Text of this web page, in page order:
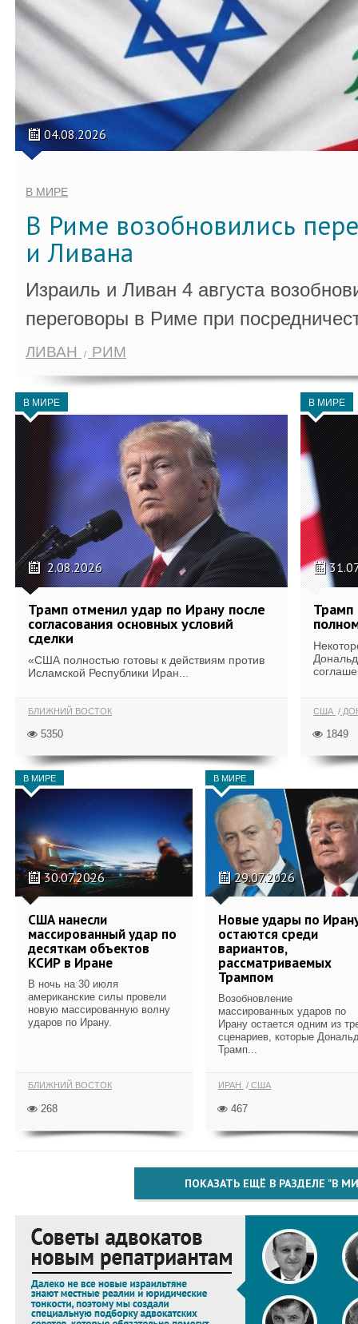
04.08.2026
В МИРЕ
В Риме возобновились
и Ливана
Израиль и Ливан 4 августа
переговоры в Риме при
ЛИВАН РИМ
В МИРЕ
2.08.2026
Трамп отменил удар по Ирану после
согласования основных условий
сделки
«США полностью готовы к действиям против
Исламской Республики Иран...
БЛИЖНИЙ ВОСТОК
5350
В МИРЕ
Трамп
США
1849
В МИРЕ
30.07.2026
США нанесли
массированный удар по
десяткам объектов
КСИР в Иране
В ночь на 30 июля
американские силы провели
новую массированную волну
ударов по Ирану.
БЛИЖНИЙ ВОСТОК
268
В МИРЕ
29.07.2026
Новые удары по
остаются среди
вариантов,
рассматриваемых
Трампом
Возобновление
массированных ударов по
Ирану остается одним из
сценариев, которые
Трамп...
ИРАН США
467
ПОКАЗАТЬ ЕЩЁ В РАЗДЕЛЕ "В